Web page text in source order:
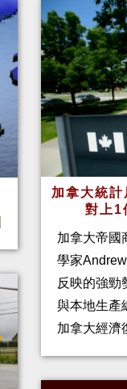
加拿大統
對上
加拿大帝國
學家
反映的強勁
與本地生產
加拿大經濟